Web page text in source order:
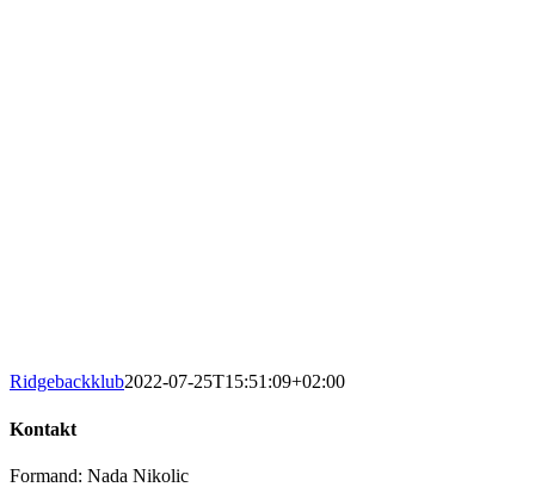
Ridgebackklub2022-07-25T15:51:09+02:00
Kontakt
Formand: Nada Nikolic